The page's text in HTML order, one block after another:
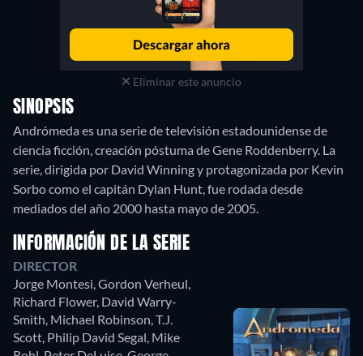
Eliminar este anuncio
SINOPSIS
Andrómeda es una serie de televisión estadounidense de
ciencia ficción, creación póstuma de Gene Roddenberry. La
serie, dirigida por David Winning y protagonizada por Kevin
Sorbo como el capitán Dylan Hunt, fue rodada desde
mediados del año 2000 hasta mayo de 2005.
INFORMACIÓN DE LA SERIE
DIRECTOR
Jorge Montesi Gordon Verheul
Richard Flower, David Warry-
Smith Michael Robinson T.J.
Scott Philip David Segal Mike